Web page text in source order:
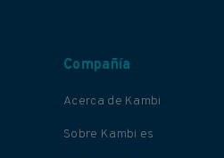
Compañía
Acerca de Kambi
Sobre Kambi es